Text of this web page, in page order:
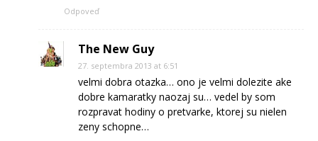
Odpoveď
The New Guy
27. septembra 2013 at 6:51
velmi dobra otazka… ono je velmi dolezite ake
dobre kamaratky naozaj su… vedel by som
rozpravat hodiny o pretvarke, ktorej su nielen
zeny schopne…